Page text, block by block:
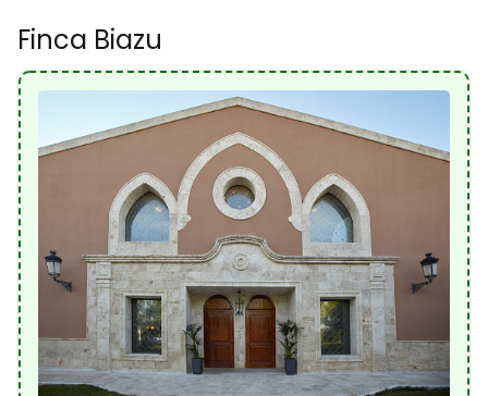
Finca Biazu